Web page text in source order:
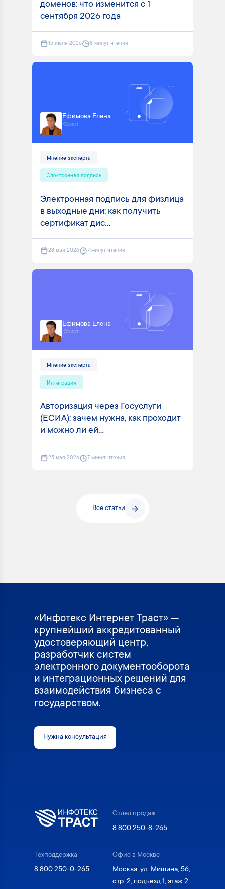
доменов: что изменится с 1
сентября 2026 года
15 июня 2026 8 минут чтения
Ефимова Елена
Юрист
Мнение эксперта
Электронная подпись
Электронная подпись для физлица
в выходные дни: как получить
сертификат дис...
28 мая 2026 7 минут чтения
Ефимова Елена
Юрист
Мнение эксперта
Интеграция
Авторизация через Госуслуги
(ЕСИА): зачем нужна, как проходит
и можно ли ей...
25 мая 2026 7 минут чтения
Все статьи
«Инфотекс Интернет Траст» —
крупнейший аккредитованный
удостоверяющий центр,
разработчик систем
электронного документооборота
и интеграционных решений для
взаимодействия бизнеса с
государством.
Нужна консультация
Отдел продаж
8 800 250-8-265
Техподдержка
8 800 250-0-265
Офис в Москве
Москва, ул. Мишина, 56,
стр. 2, подъезд 1, этаж 2